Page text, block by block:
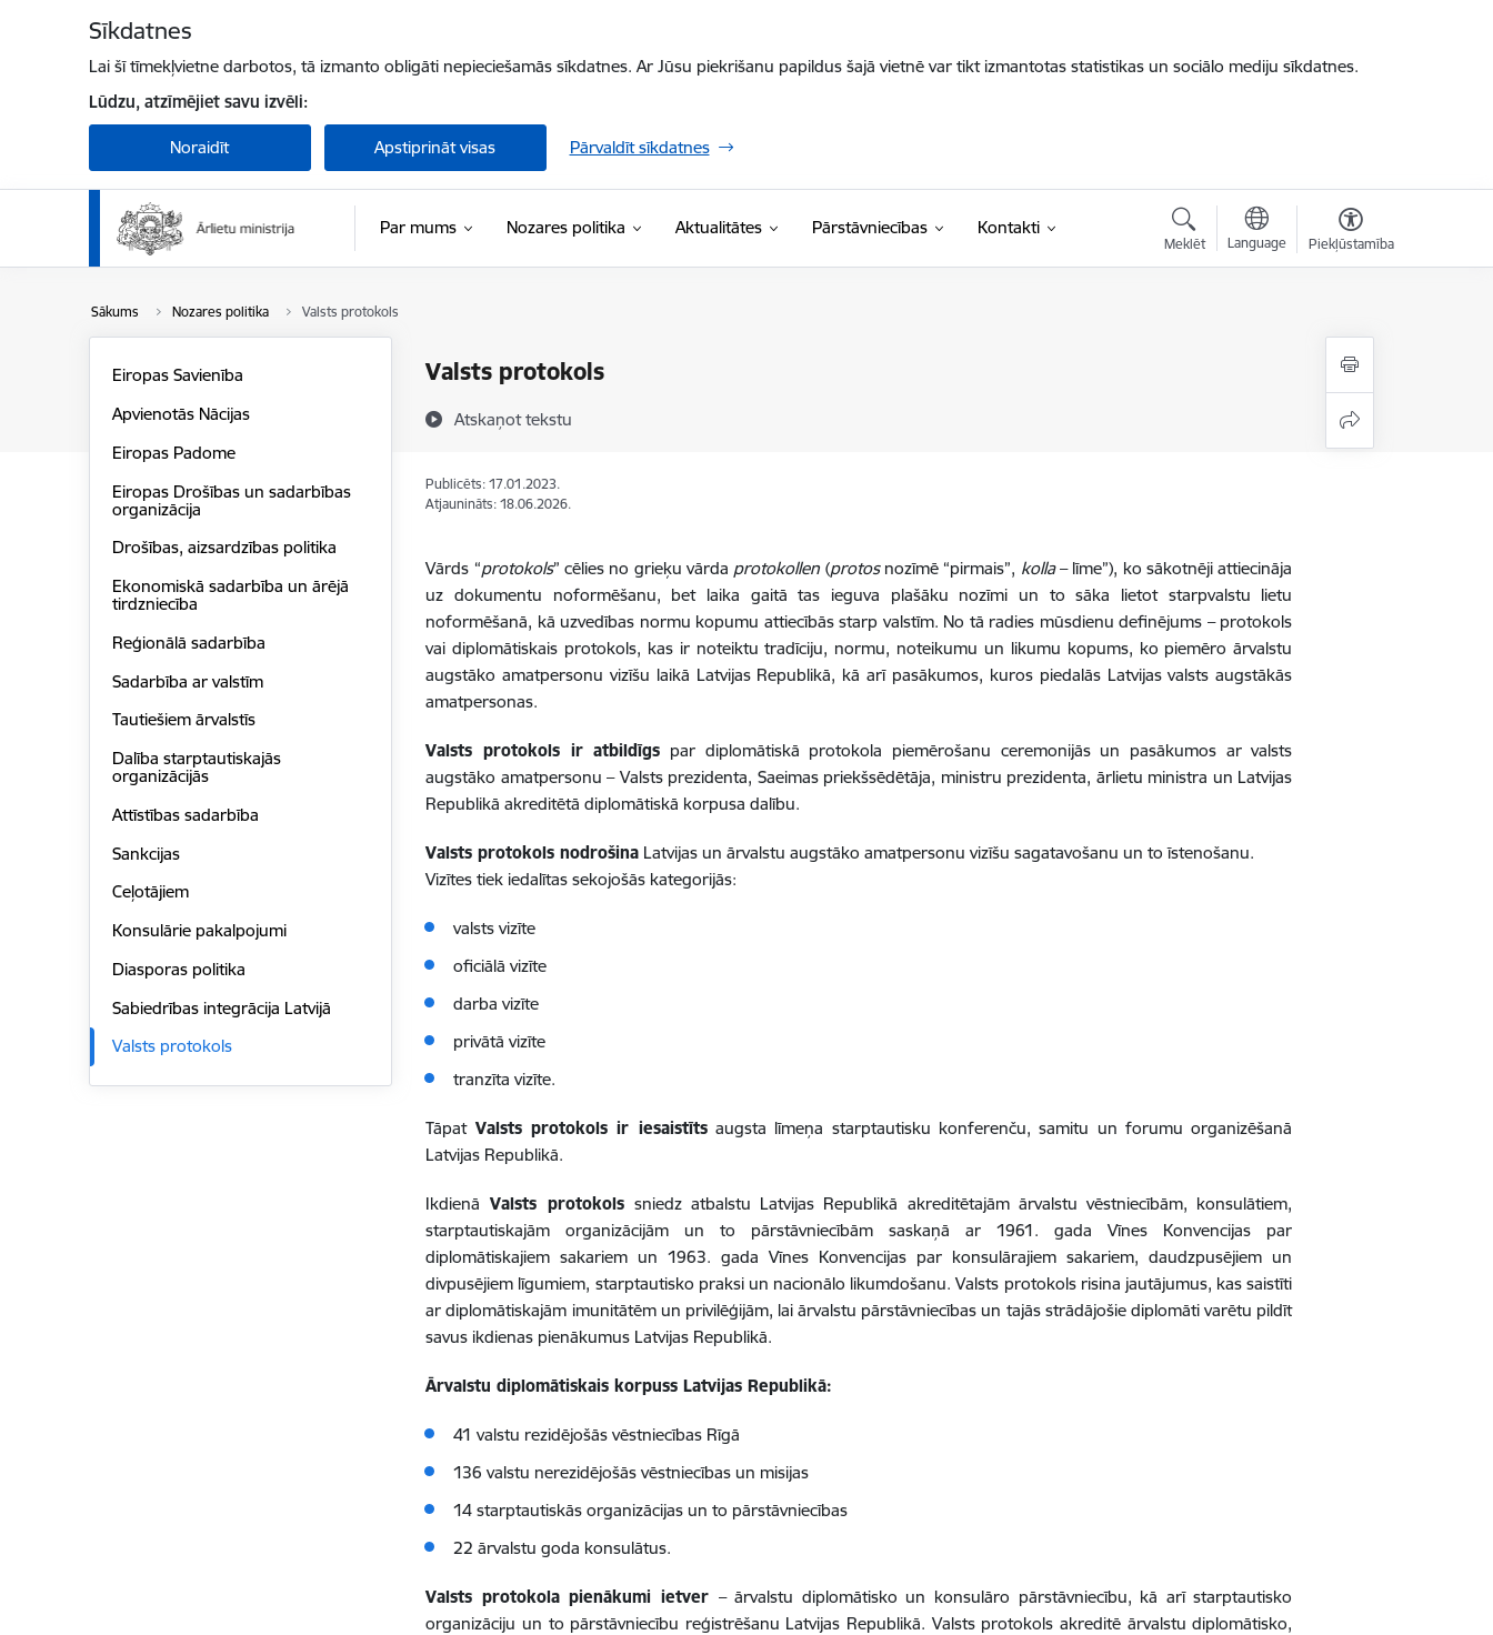
Sīkdatnes
Lai šī tīmekļvietne darbotos, tā izmanto obligāti nepieciešamās sīkdatnes. Ar Jūsu piekrišanu papildus šajā vietnē var tikt izmantotas statistikas un sociālo mediju sīkdatnes.
Lūdzu, atzīmējiet savu izvēli:
Noraidīt Apstiprināt visas Pārvaldīt sīkdatnes
Par mums Nozares politika Aktualitātes Pārstāvniecības Kontakti
Meklēt Language Piekļūstamība
Sākums Nozares politika Valsts protokols
Valsts protokols
Atskaņot tekstu
Eiropas Savienība
Apvienotās Nācijas
Eiropas Padome
Eiropas Drošības un sadarbības
organizācija
Drošības, aizsardzības politika
Ekonomiskā sadarbība un ārējā
tirdzniecība
Reģionālā sadarbība
Sadarbība ar valstīm
Tautiešiem ārvalstīs
Dalība starptautiskajās
organizācijās
Attīstības sadarbība
Sankcijas
Ceļotājiem
Konsulārie pakalpojumi
Diasporas politika
Sabiedrības integrācija Latvijā
Valsts protokols
Publicēts: 17.01.2023.
Atjaunināts: 18.06.2026.
Vārds “protokols” cēlies no grieķu vārda protokollen (protosnozīmē “pirmais”, kolla– līme”), ko sākotnēji attiecināja
uz dokumentu noformēšanu, bet laika gaitā tas ieguva plašāku nozīmi un to sāka lietot starpvalstu lietu
noformēšanā, kā uzvedības normu kopumu attiecībās starp valstīm. No tā radies mūsdienu definējums – protokols
vai diplomātiskais protokols, kas ir noteiktu tradīciju, normu, noteikumu un likumu kopums, ko piemēro ārvalstu
augstāko amatpersonu vizīšu laikā Latvijas Republikā, kā arī pasākumos, kuros piedalās Latvijas valsts augstākās
amatpersonas.
Valsts protokols ir atbildīgs par diplomātiskā protokola piemērošanu ceremonijās un pasākumos ar valsts
augstāko amatpersonu – Valsts prezidenta, Saeimas priekšsēdētāja, ministru prezidenta, ārlietu ministra un Latvijas
Republikā akreditētā diplomātiskā korpusa dalību.
Valsts protokols nodrošina Latvijas un ārvalstu augstāko amatpersonu vizīšu sagatavošanu un to īstenošanu.
Vizītes tiek iedalītas sekojošās kategorijās:
valsts vizīte
oficiālā vizīte
darba vizīte
privātā vizīte
tranzīta vizīte.
Tāpat Valsts protokols ir iesaistītsaugsta līmeņa starptautisku konferenču, samitu un forumu organizēšanā
Latvijas Republikā.
Ikdienā Valsts protokols sniedz atbalstu Latvijas Republikā akreditētajām ārvalstu vēstniecībām, konsulātiem,
starptautiskajām organizācijām un to pārstāvniecībām saskaņā ar 1961. gada Vīnes Konvencijas par
diplomātiskajiem sakariem un 1963. gada Vīnes Konvencijas par konsulārajiem sakariem, daudzpusējiem un
divpusējiem līgumiem, starptautisko praksi un nacionālo likumdošanu. Valsts protokols risina jautājumus, kas saistīti
ar diplomātiskajām imunitātēm un privilēģijām, lai ārvalstu pārstāvniecības un tajās strādājošie diplomāti varētu pildīt
savus ikdienas pienākumus Latvijas Republikā.
Ārvalstu diplomātiskais korpuss Latvijas Republikā:
41 valstu rezidējošās vēstniecības Rīgā
136 valstu nerezidējošās vēstniecības un misijas
14 starptautiskās organizācijas un to pārstāvniecības
22 ārvalstu goda konsulātus.
Valsts protokola pienākumi ietver – ārvalstu diplomātisko un konsulāro pārstāvniecību, kā arī starptautisko
organizāciju un to pārstāvniecību reģistrēšanu Latvijas Republikā. Valsts protokols akreditē ārvalstu diplomātisko,